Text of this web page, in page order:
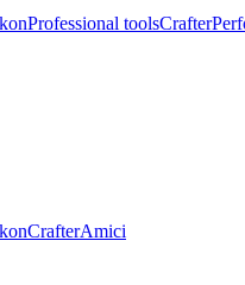
Professional toolsCrafter
CrafterAmici